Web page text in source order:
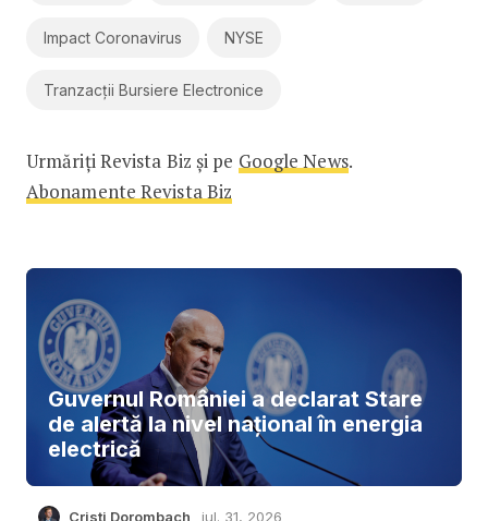
Impact Coronavirus NYSE
Tranzacții Bursiere Electronice
Urmăriți Revista Biz și pe Google News.
Abonamente Revista Biz
Guvernul României a declarat Stare
de alertă la nivel național în energia
electrică
Cristi Dorombach iul. 31, 2026